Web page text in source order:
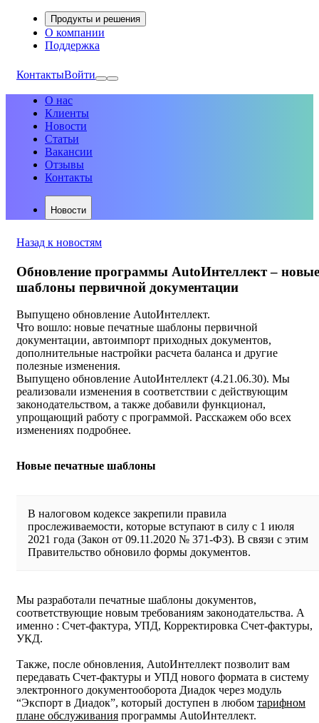
Продукты и решения
О компании
Поддержка
КонтактыВойти
О нас
Клиенты
Новости
Статьи
Вакансии
Отзывы
Контакты
Новости
Назад к новостям
Обновление программы AutoИнтеллект – новые
шаблоны первичной документации
Выпущено обновление AutoИнтеллект.
Что вошло: новые печатные шаблоны первичной
документации, автоимпорт приходных документов,
дополнительные настройки расчета баланса и другие
полезные изменения.
Выпущено обновление AutoИнтеллект (4.21.06.30). Мы
реализовали изменения в соответствии с действующим
законодательством, а также добавили функционал,
упрощающий работу с программой. Расскажем обо всех
изменениях подробнее.
Новые печатные шаблоны
В налоговом кодексе закрепили правила
прослеживаемости, которые вступают в силу с 1 июля
2021 года (Закон от 09.11.2020 № 371-ФЗ). В связи с этим
Правительство обновило формы документов.
Мы разработали печатные шаблоны документов,
соответствующие новым требованиям законодательства. А
именно : Счет-фактура, УПД, Корректировка Счет-фактуры,
УКД.
Также, после обновления, AutoИнтеллект позволит вам
передавать Счет-фактуры и УПД нового формата в систему
электронного документооборота Диадок через модуль
“Экспорт в Диадок”, который доступен в любом тарифном
плане обслуживания программы AutoИнтеллект.